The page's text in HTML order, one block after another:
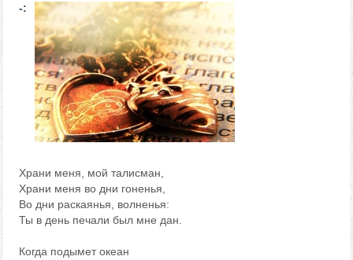
-:
Храни меня, мой талисман,
Храни меня во дни гоненья,
Во дни раскаянья, волненья:
Ты в день печали был мне дан.
Когда подымет океан